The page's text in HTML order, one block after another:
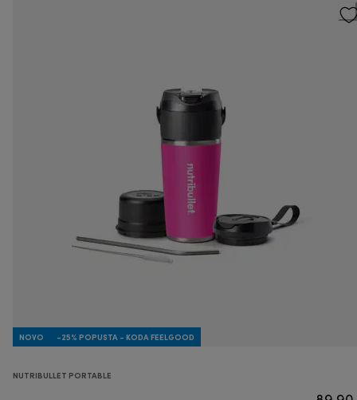
NOVO -25% POPUSTA - KODA FEELGOOD
NUTRIBULLET PORTABLE